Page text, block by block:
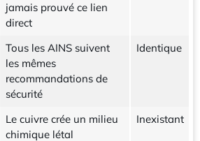
jamais prouvé ce lien
direct
Tous les AINS suivent
les mêmes
recommandations de
sécurité
Identique
Le cuivre crée un milieu
chimique létal
Inexistant